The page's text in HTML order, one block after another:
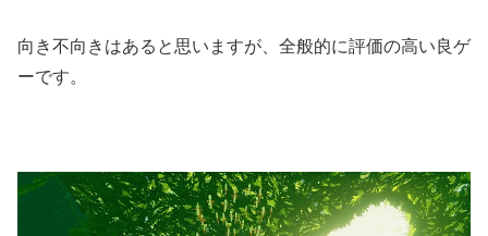
向き不向きはあると思いますが、全般的に評価の高い良ゲ
ーです。